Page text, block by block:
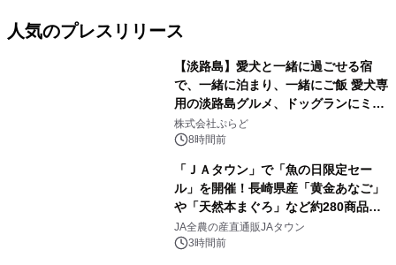
人気のプレスリリース
【淡路島】愛犬と一緒に過ごせる宿
で、一緒に泊まり、一緒にご飯 愛犬専
用の淡路島グルメ、ドッグランにミニ
プール グランピングとトレーラーハウ
スの2施設で
株式会社ぷらど
8時間前
「ＪＡタウン」で「魚の日限定セー
ル」を開催！長崎県産「黄金あなご」
や「天然本まぐろ」など約280商品を
販売！～毎月１０日の定例企画～
JA全農の産直通販JAタウン
3時間前